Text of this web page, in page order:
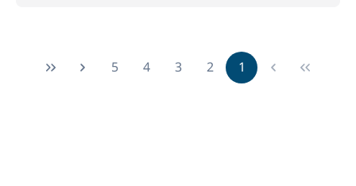
1
2
3
4
5